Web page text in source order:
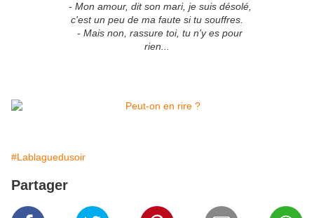
- Mon amour, dit son mari, je suis désolé,
c'est un peu de ma faute si tu souffres.
- Mais non, rassure toi, tu n'y es pour
rien...
#Lablaguedusoir
Partager